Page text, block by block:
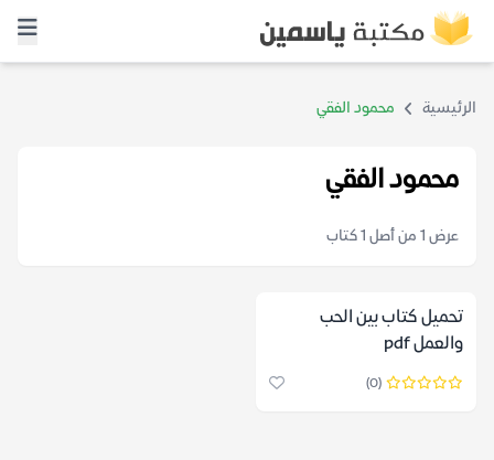
الرئيسية محمود الفقي
محمود الفقي
عرض 1 من أصل 1 كتاب
تحميل كتاب بين الحب
والعمل pdf
(0)